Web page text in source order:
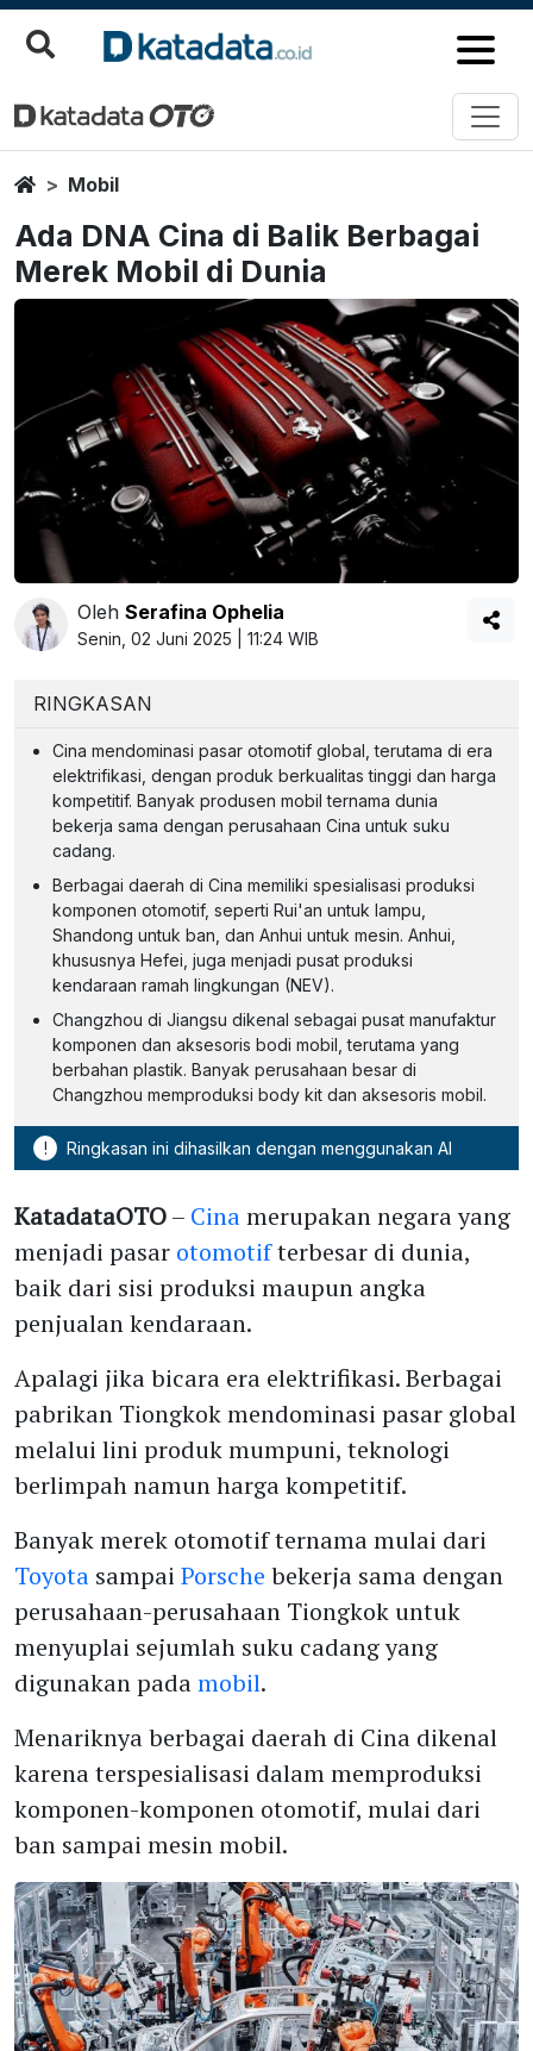
HomeMobil
Ada DNA Cina di Balik Berbagai
Merek Mobil di Dunia
Oleh Serafina Ophelia
Senin, 02 Juni 2025 | 11:24 WIB
RINGKASAN
Cina mendominasi pasar otomotif global, terutama di era
elektrifikasi, dengan produk berkualitas tinggi dan harga
kompetitif. Banyak produsen mobil ternama dunia
bekerja sama dengan perusahaan Cina untuk suku
cadang.
Berbagai daerah di Cina memiliki spesialisasi produksi
komponen otomotif, seperti Rui'an untuk lampu,
Shandong untuk ban, dan Anhui untuk mesin. Anhui,
khususnya Hefei, juga menjadi pusat produksi
kendaraan ramah lingkungan (NEV).
Changzhou di Jiangsu dikenal sebagai pusat manufaktur
komponen dan aksesoris bodi mobil, terutama yang
berbahan plastik. Banyak perusahaan besar di
Changzhou memproduksi body kit dan aksesoris mobil.
! Ringkasan ini dihasilkan dengan menggunakan AI
KatadataOTO– Cinamerupakan negara yang
menjadi pasar otomotifterbesar di dunia,
baik dari sisi produksi maupun angka
penjualan kendaraan.
Apalagi jika bicara era elektrifikasi. Berbagai
pabrikan Tiongkok mendominasi pasar global
melalui lini produk mumpuni, teknologi
berlimpah namun harga kompetitif.
Banyak merek otomotif ternama mulai dari
Toyota sampai Porsche bekerja sama dengan
perusahaan-perusahaan Tiongkok untuk
menyuplai sejumlah suku cadang yang
digunakan padamobil.
Menariknya berbagai daerah di Cina dikenal
karena terspesialisasi dalam memproduksi
komponen-komponen otomotif, mulai dari
ban sampai mesin mobil.